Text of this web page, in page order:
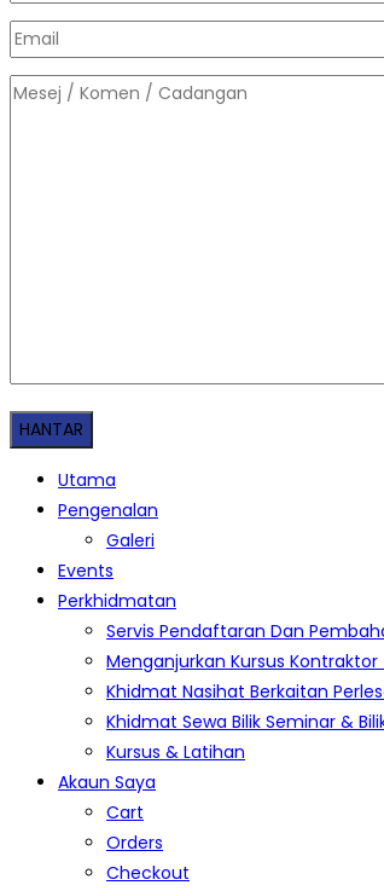
Utama
Pengenalan
Galeri
Events
Perkhidmatan
Servis Pendaftaran Dan
Menganjurkan Kursus
Khidmat Nasihat Berkaitan
Khidmat Sewa Bilik Seminar &
Kursus & Latihan
Akaun Saya
Cart
Orders
Checkout